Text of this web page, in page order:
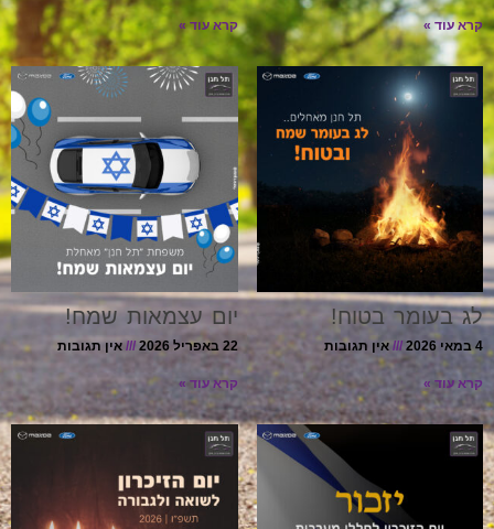
קרא עוד » קרא עוד »
לג בעומר בטוח!
4 במאי 2026 אין תגובות
קרא עוד »
יום עצמאות שמח!
22 באפריל 2026 אין תגובות
קרא עוד »